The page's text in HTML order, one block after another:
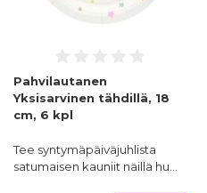
Pahvilautanen
Yksisarvinen tähdillä, 18
cm, 6 kpl
Tee syntymäpäiväjuhlista
satumaisen kauniit näillä hu…